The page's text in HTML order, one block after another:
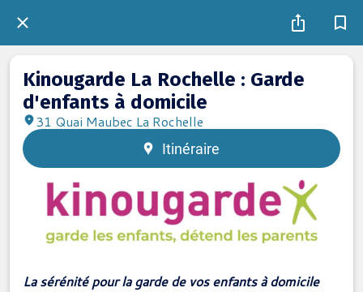
Kinougarde La Rochelle : Garde
d'enfants à domicile
31 Quai Maubec La Rochelle
Itinéraire
La sérénité pour la garde de vos enfants à domicile